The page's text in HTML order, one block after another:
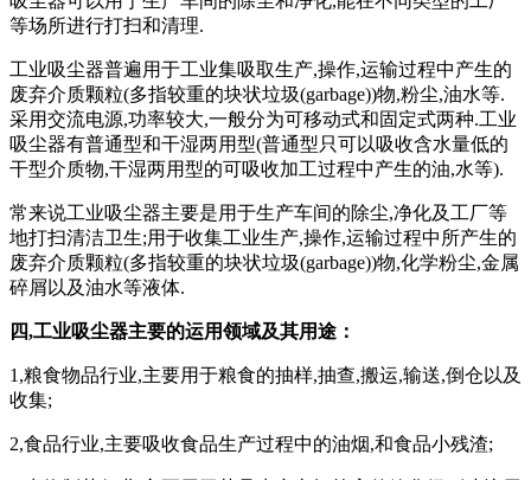
等场所进行打扫和清理.
工业吸尘器普遍用于工业集吸取生产,操作,运输过程中产生的
废弃介质颗粒(多指较重的块状垃圾(garbage))物,粉尘,油水等.
采用交流电源,功率较大,一般分为可移动式和固定式两种.工业
吸尘器有普通型和干湿两用型(普通型只可以吸收含水量低的
干型介质物,干湿两用型的可吸收加工过程中产生的油,水等).
常来说工业吸尘器主要是用于生产车间的除尘,净化及工厂等
地打扫清洁卫生;用于收集工业生产,操作,运输过程中所产生的
废弃介质颗粒(多指较重的块状垃圾(garbage))物,化学粉尘,金属
碎屑以及油水等液体.
四,工业吸尘器主要的运用领域及其用途：
1,粮食物品行业,主要用于粮食的抽样,抽查,搬运,输送,倒仓以及
收集;
2,食品行业,主要吸收食品生产过程中的油烟,和食品小残渣;